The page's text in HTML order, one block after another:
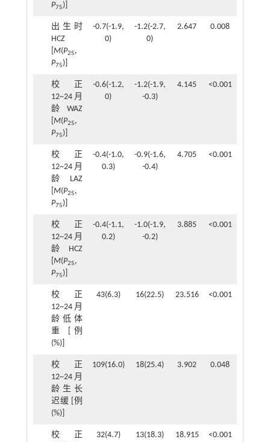
P75)]
出生时
HCZ
M(P25,
P75)]
-0.7(-1.9,
0)
-1.2(-2.7,
0)
2.647 0.008
校正
12~24月
龄WAZ
M(P25,
P75)]
-0.6(-1.2,
0)
-1.2(-1.9,
-0.3)
4.145 <0.001
校正
12~24月
龄LAZ
M(P25,
P75)]
-0.4(-1.0,
0.3)
-0.9(-1.6,
-0.4)
4.705 <0.001
校正
12~24月
龄HCZ
M(P25,
P75)]
-0.4(-1.1,
0.2)
-1.0(-1.9,
-0.2)
3.885 <0.001
校正
12~24月
龄低体
重 [例
(%)]
43(6.3) 16(22.5) 23.516 <0.001
校正
12~24月
龄生长
迟缓 [例
(%)]
109(16.0) 18(25.4) 3.902 0.048
校正
32(4.7) 13(18.3) 18.915 <0.001